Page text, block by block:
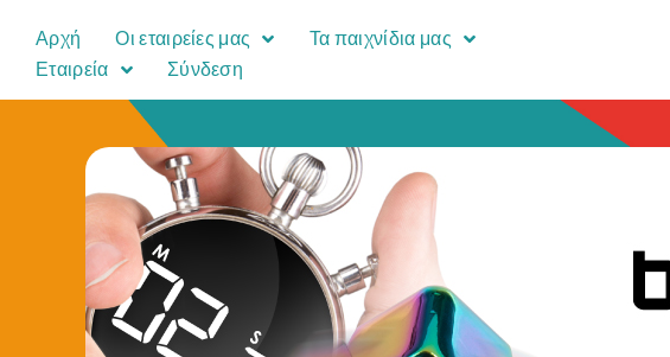
Αρχή Οι εταιρείες μας
Τα παιχνίδια μας
Εταιρεία
Σύνδεση